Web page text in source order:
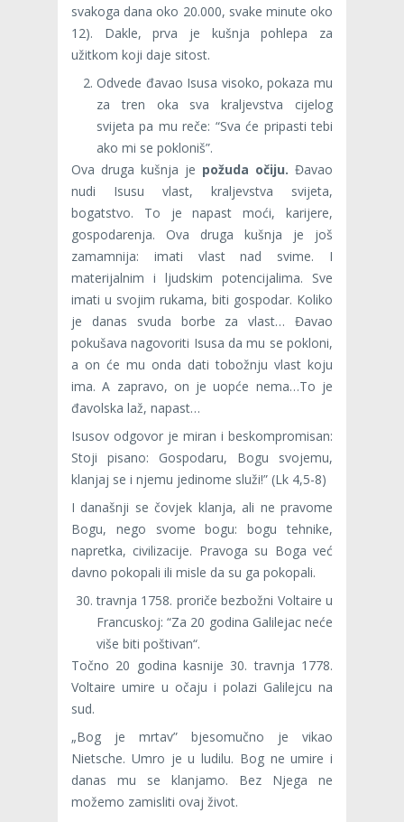
svakoga dana oko 20.000, svake minute oko
12). Dakle, prva je kušnja pohlepa za
užitkom koji daje sitost.
Odvede đavao Isusa visoko, pokaza mu
za tren oka sva kraljevstva cijelog
svijeta pa mu reče: “Sva će pripasti tebi
ako mi se pokloniš”.
Ova druga kušnja je požuda očiju. Đavao
nudi Isusu vlast, kraljevstva svijeta,
bogatstvo. To je napast moći, karijere,
gospodarenja. Ova druga kušnja je još
zamamnija: imati vlast nad svime. I
materijalnim i ljudskim potencijalima. Sve
imati u svojim rukama, biti gospodar. Koliko
je danas svuda borbe za vlast… Đavao
pokušava nagovoriti Isusa da mu se pokloni,
a on će mu onda dati tobožnju vlast koju
ima. A zapravo, on je uopće nema…To je
đavolska laž, napast…
Isusov odgovor je miran i beskompromisan:
Stoji pisano: Gospodaru, Bogu svojemu,
klanjaj se i njemu jedinome služi!” (Lk 4,5-8)
I današnji se čovjek klanja, ali ne pravome
Bogu, nego svome bogu: bogu tehnike,
napretka, civilizacije. Pravoga su Boga već
davno pokopali ili misle da su ga pokopali.
travnja 1758. proriče bezbožni Voltaire u
Francuskoj: “Za 20 godina Galilejac neće
više biti poštivan“.
Točno 20 godina kasnije 30. travnja 1778.
Voltaire umire u očaju i polazi Galilejcu na
sud.
„Bog je mrtav” bjesomučno je vikao
Nietsche. Umro je u ludilu. Bog ne umire i
danas mu se klanjamo. Bez Njega ne
možemo zamisliti ovaj život.